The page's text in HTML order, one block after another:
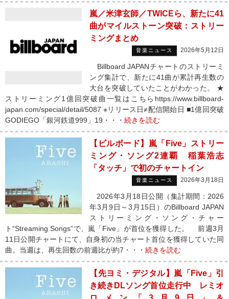
嵐／米津玄師／TWICEら、新たに41
曲がマイルストーン突破：ストリー
ミングまとめ
音楽ニュース 2026年5月12日
Billboard JAPANチャートのストリーミ
ング集計で、新たに41曲が累計再生数の
大台を突破していたことがわかった。 ★
ストリーミング1億回突破曲一覧はこちらhttps://www.billboard-
japan.com/special/detail/5087 ※リリース日≠配信開始日 ■1億回突破
GODIEGO「銀河鉄道999」19・・・ 続きを読む
【ビルボード】嵐「Five」ストリー
ミング・ソング2連覇 稲葉浩志
「タッチ」で初のチャートイン
音楽ニュース 2026年3月18日
2026年3月18日公開（集計期間：2026
年3月9日～3月15日）のBillboard JAPAN
ストリーミング・ソング・チャー
ト“Streaming Songs”で、嵐「Five」が首位を獲得した。 前週3月
11日公開チャートにて、自身初の当チャート首位を獲得していた同
曲。当週は、再生回数の前週比が約7・・・ 続きを読む
【先ヨミ・デジタル】嵐「Five」引
き続きDLソング首位走行中 レミオ